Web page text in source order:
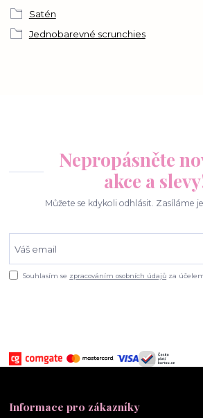
Satén
Jednobarevné scrunchies
Nepropásněte
akce a
Můžete se kdykoli odhlásit. Zasíláme
Souhlasím se zpracováním osobních údajů za
Informace pro zákazníky